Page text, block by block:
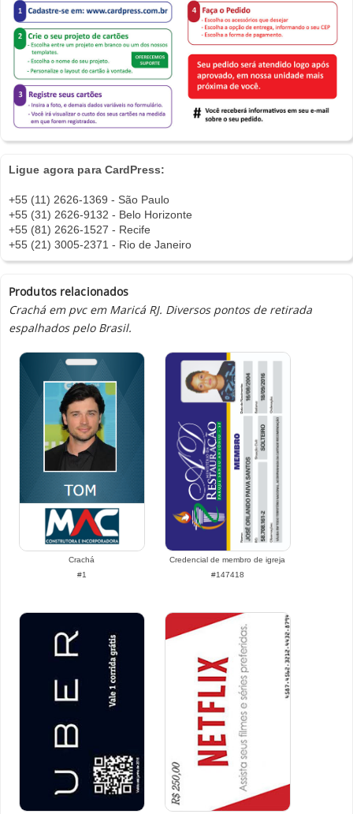
Ligue agora para CardPress:
+55 (11) 2626-1369 - São Paulo
+55 (31) 2626-9132 - Belo Horizonte
+55 (81) 2626-1527 - Recife
+55 (21) 3005-2371 - Rio de Janeiro
Produtos relacionados
Crachá em pvc em Maricá RJ. Diversos pontos de retirada
espalhados pelo Brasil.
Crachá
#1
Credencial de membro de igreja
#147418